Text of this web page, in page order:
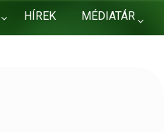
HÍREK MÉDIATÁR